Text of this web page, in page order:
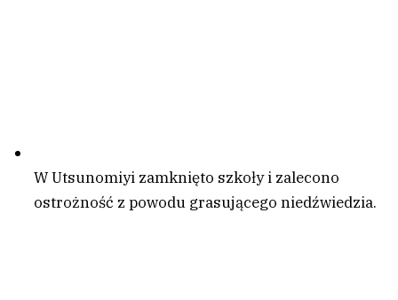
W Utsunomiyi zamknięto szkoły i zalecono
ostrożność z powodu grasującego niedźwiedzia.